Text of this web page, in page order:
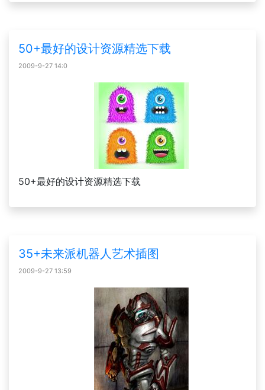
50+最好的设计资源精选下载
2009-9-27 14:0
50+最好的设计资源精选下载
35+未来派机器人艺术插图
2009-9-27 13:59